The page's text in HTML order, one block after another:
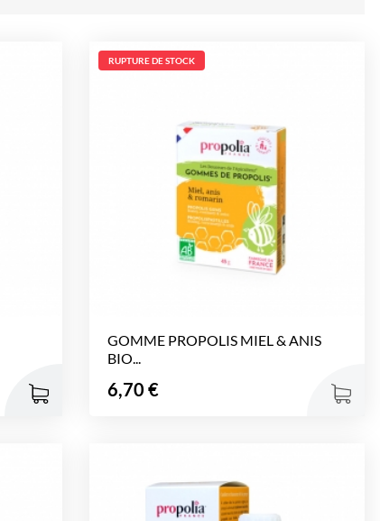
GOMME PROPOLIS MIEL & ANIS
BIO...
Prix
6,70 €
RUPTURE DE STOCK